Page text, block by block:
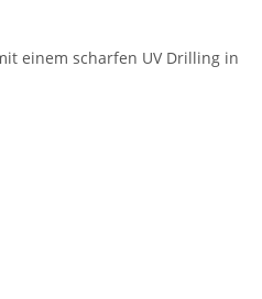
einem scharfen UV Drilling in